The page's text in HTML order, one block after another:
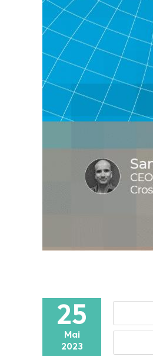
25
Mai
2023